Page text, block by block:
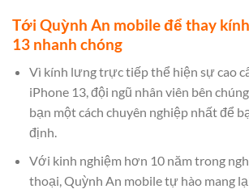
Tới Quỳnh An mobile để thay
13 nhanh chóng
Vì kính lưng trực tiếp thể hiện sự cao
iPhone 13, đội ngũ nhân viên bên
bạn một cách chuyên nghiệp nhất để
định.
Với kinh nghiệm hơn 10 năm trong
thoại, Quỳnh An mobile tự hào mang